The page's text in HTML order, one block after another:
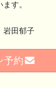
す。
田郁子
予約